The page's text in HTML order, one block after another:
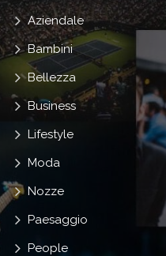
Aziendale
Bambini
Bellezza
Business
Lifestyle
Moda
Nozze
Paesaggio
People